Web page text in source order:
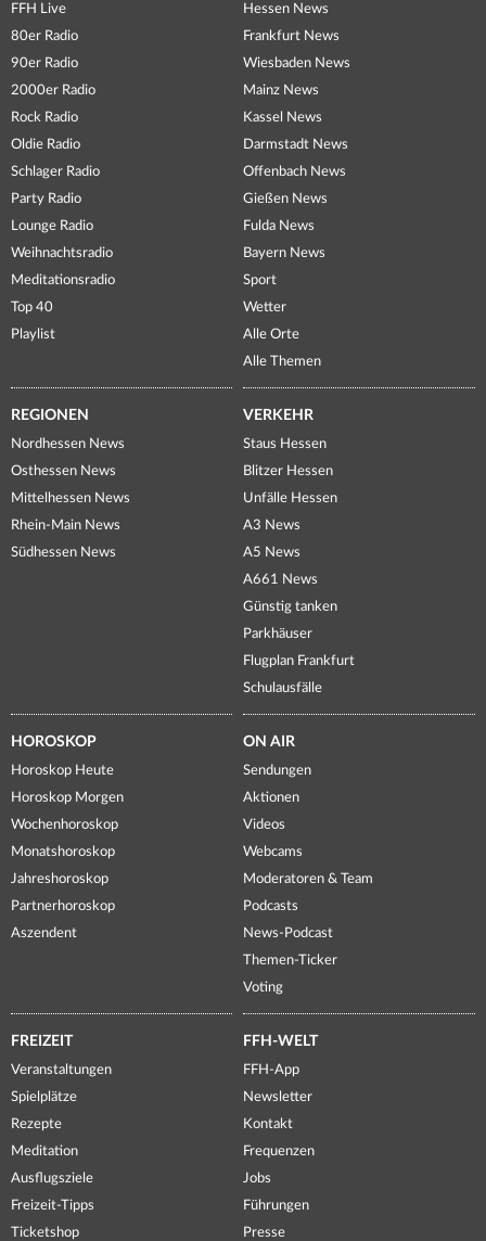
FFH Live
80er Radio
90er Radio
2000er Radio
Rock Radio
Oldie Radio
Schlager Radio
Party Radio
Lounge Radio
Weihnachtsradio
Meditationsradio
Top 40
Playlist
Hessen News
Frankfurt News
Wiesbaden News
Mainz News
Kassel News
Darmstadt News
Offenbach News
Gießen News
Fulda News
Bayern News
Sport
Wetter
Alle Orte
Alle Themen
REGIONEN
Nordhessen News
Osthessen News
Mittelhessen News
Rhein-Main News
Südhessen News
VERKEHR
Staus Hessen
Blitzer Hessen
Unfälle Hessen
A3 News
A5 News
A661 News
Günstig tanken
Parkhäuser
Flugplan Frankfurt
Schulausfälle
HOROSKOP
Horoskop Heute
Horoskop Morgen
Wochenhoroskop
Monatshoroskop
Jahreshoroskop
Partnerhoroskop
Aszendent
ON AIR
Sendungen
Aktionen
Videos
Webcams
Moderatoren & Team
Podcasts
News-Podcast
Themen-Ticker
Voting
FREIZEIT
Veranstaltungen
Spielplätze
Rezepte
Meditation
Ausflugsziele
Freizeit-Tipps
Ticketshop
FFH-WELT
FFH-App
Newsletter
Kontakt
Frequenzen
Jobs
Führungen
Presse